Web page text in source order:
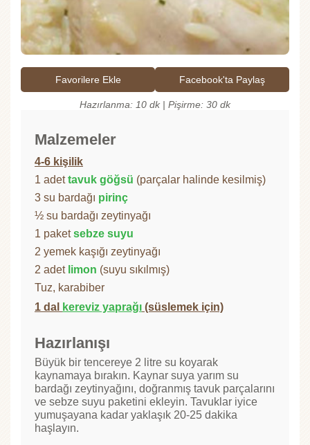
Favorilere Ekle Facebook'ta Paylaş
Hazırlanma: 10 dk | Pişirme: 30 dk
Malzemeler
4-6 kişilik
1 adettavuk göğsü (parçalar halinde kesilmiş)
3 su bardağı pirinç
½ su bardağı zeytinyağı
1 paketsebze suyu
2 yemek kaşığı zeytinyağı
2 adet limon (suyu sıkılmış)
Tuz, karabiber
1 dal
kereviz yaprağı (süslemek için)
Hazırlanışı
Büyük bir tencereye 2 litre su koyarak
kaynamaya bırakın. Kaynar suya yarım su
bardağı zeytinyağını, doğranmış tavuk parçalarını
ve sebze suyu paketini ekleyin. Tavuklar iyice
yumuşayana kadar yaklaşık 20-25 dakika
haşlayın.